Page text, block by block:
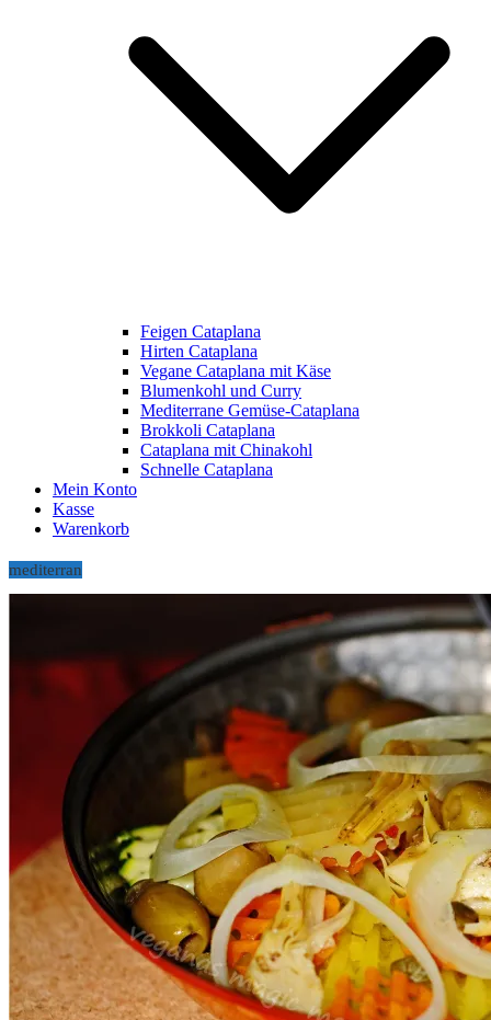
Feigen Cataplana
Hirten Cataplana
Vegane Cataplana mit Käse
Blumenkohl und Curry
Mediterrane Gemüse-Cataplana
Brokkoli Cataplana
Cataplana mit Chinakohl
Schnelle Cataplana
Mein Konto
Kasse
Warenkorb
mediterran